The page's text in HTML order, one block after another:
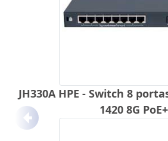
JH330A HPE - Switch 8
1420 8G PoE+
Anterior